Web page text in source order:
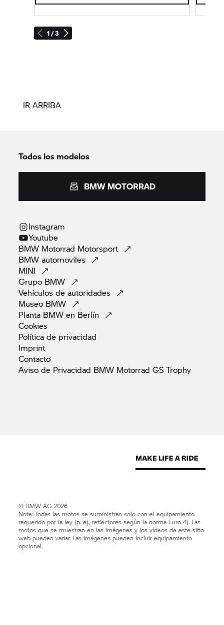
1 / 3
IR ARRIBA
Todos los modelos
BMW MOTORRAD
Instagram
Youtube
BMW Motorrad Motorsport
BMWautomoviles
MINI
Grupo BMW
Vehículos deautoridades
Museo BMW
Planta BMW en Berlín
Cookies
Política de privacidad
Imprint
Contacto
Aviso de Privacidad BMW Motorrad GSTrophy
© BMW AG 2026
Note: Todas las motos se suministran solo con el equipamiento
requerido por la ley (p. ej., reflectores según la norma Euro 4). Las
motos que se muestran en las imágenes y los vídeos de este sitio
web pueden variar. Las imágenes pueden incluir equipamiento
opcional.